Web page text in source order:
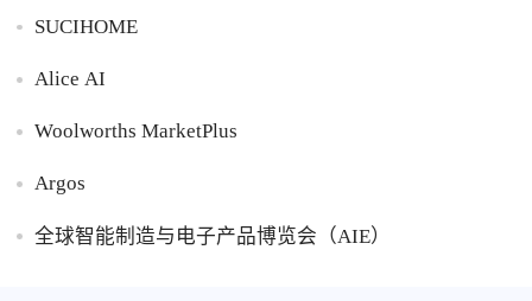
SUCIHOME
Alice AI
Woolworths MarketPlus
Argos
全球智能制造与电子产品博览会（AIE）